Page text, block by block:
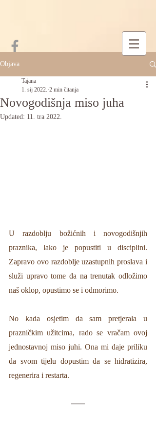
Objava
Novogodišnja miso juha
Tajana
1. sij 2022. 2 min čitanja
Updated: 11. tra 2022.
U razdoblju božićnih i novogodišnjih
praznika, lako je popustiti u disciplini.
Zapravo ovo razdoblje uzastupnih proslava i
služi upravo tome da na trenutak odložimo
naš oklop, opustimo se i odmorimo.
No kada osjetim da sam pretjerala u
prazničkim užitcima, rado se vračam ovoj
jednostavnoj miso juhi. Ona mi daje priliku
da svom tijelu dopustim da se hidratizira,
regenerira i restarta.